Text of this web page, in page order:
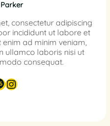
consectetur adipiscing
incididunt ut labore et
ad minim veniam,
ullamco laboris nisi ut
consequat.
Instagram